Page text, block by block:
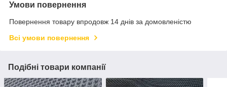
Умови повернення
Повернення товару впродовж 14 днів за домовленістю
Всі умови повернення
Подібні товари компанії